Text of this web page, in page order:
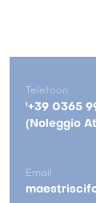
Telefoon
'+39 0365
(Noleggio
Email